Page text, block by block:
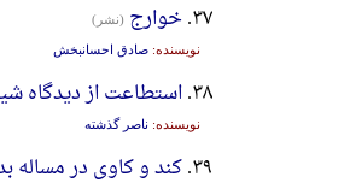
۳۷. خوارج (نشر)
نویسنده: صادق احسانبخش
۳۸. استطاعت از دیدگاه
نویسنده: ناصر گذشته
۳۹. کند و کاوی در مساله